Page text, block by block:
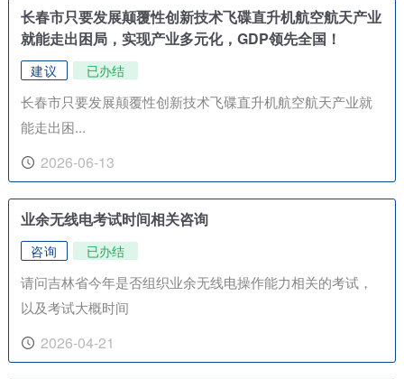
长春市只要发展颠覆性创新技术飞碟直升机航空航天产业
就能走出困局，实现产业多元化，GDP领先全国！
建议 已办结
长春市只要发展颠覆性创新技术飞碟直升机航空航天产业就
能走出困...
2026-06-13
业余无线电考试时间相关咨询
咨询 已办结
请问吉林省今年是否组织业余无线电操作能力相关的考试，
以及考试大概时间
2026-04-21